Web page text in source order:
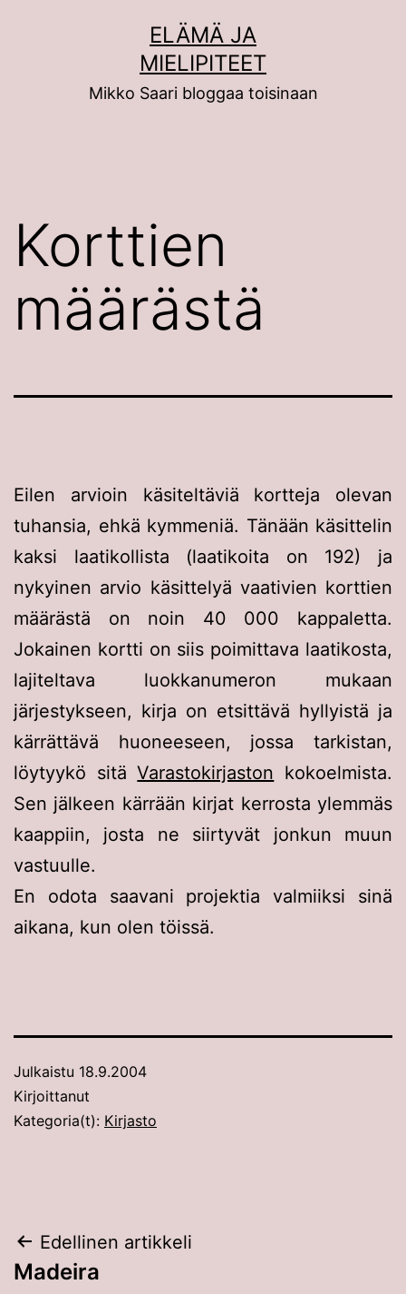
ELÄMÄ JA
MIELIPITEET
Mikko Saari bloggaa toisinaan
Korttien
määrästä
Eilen arvioin käsiteltäviä kortteja olevan
tuhansia, ehkä kymmeniä. Tänään käsittelin
kaksi laatikollista (laatikoita on 192) ja
nykyinen arvio käsittelyä vaativien korttien
määrästä on noin 40 000 kappaletta.
Jokainen kortti on siis poimittava laatikosta,
lajiteltava luokkanumeron mukaan
järjestykseen, kirja on etsittävä hyllyistä ja
kärrättävä huoneeseen, jossa tarkistan,
löytyykö sitäVarastokirjaston kokoelmista.
Sen jälkeen kärrään kirjat kerrosta ylemmäs
kaappiin, josta ne siirtyvät jonkun muun
vastuulle.
En odota saavani projektia valmiiksi sinä
aikana, kun olen töissä.
Julkaistu 18.9.2004
Kirjoittanut
Kategoria(t): Kirjasto
Artikkelien
Edellinen artikkeli
Madeira